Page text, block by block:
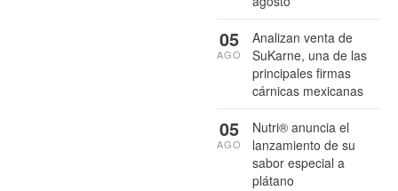
Analizan venta de
SuKarne, una de las
principales firmas
cárnicas mexicanas
05
AGO
Nutri® anuncia el
lanzamiento de su
sabor especial a
plátano
05
AGO